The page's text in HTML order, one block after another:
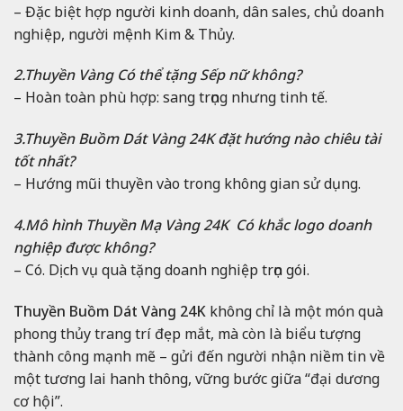
– Đặc biệt hợp người kinh doanh, dân sales, chủ doanh
nghiệp, người mệnh Kim & Thủy.
2.Thuyền Vàng Có thể tặng Sếp nữ không?
– Hoàn toàn phù hợp: sang trọng nhưng tinh tế.
3.Thuyền Buồm Dát Vàng 24K đặt hướng nào chiêu tài
tốt nhất?
– Hướng mũi thuyền vào trong không gian sử dụng.
4.Mô hình Thuyền Mạ Vàng 24K Có khắc logo doanh
nghiệp được không?
– Có. Dịch vụ quà tặng doanh nghiệp trọn gói.
Thuyền Buồm Dát Vàng 24K không chỉ là một món quà
phong thủy trang trí đẹp mắt, mà còn là biểu tượng
thành công mạnh mẽ – gửi đến người nhận niềm tin về
một tương lai hanh thông, vững bước giữa “đại dương
cơ hội”.